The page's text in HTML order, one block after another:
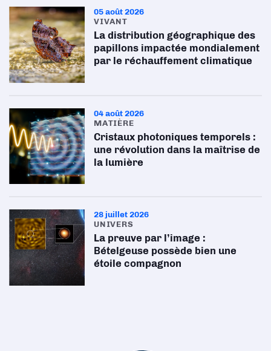
05 août 2026
VIVANT
La distribution géographique des
papillons impactée mondialement
par le réchauffement climatique
04 août 2026
MATIÈRE
Cristaux photoniques temporels :
une révolution dans la maîtrise de
la lumière
28 juillet 2026
UNIVERS
La preuve par l’image :
Bételgeuse possède bien une
étoile compagnon